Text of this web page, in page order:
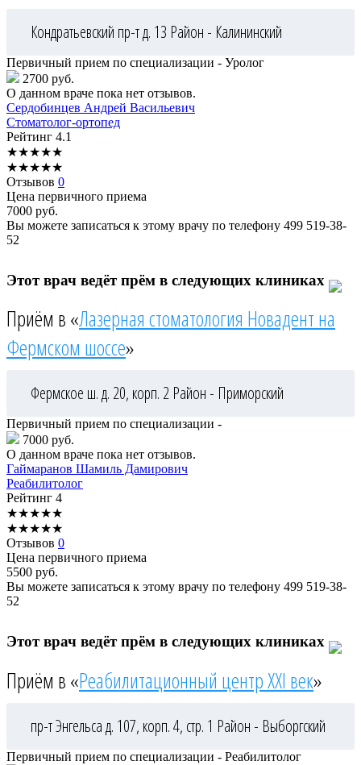
Кондратьевский пр-т д. 13 Район - Калининский
Первичный прием по специализации - Уролог
2700 руб.
О данном враче пока нет отзывов.
Сердобинцев Андрей Васильевич
Стоматолог-ортопед
Рейтинг 4.1
★★★★★
★★★★★
Отзывов 0
Цена первичного приема
7000 руб.
Вы можете записаться к этому врачу по телефону 499 519-38-
52
Этот врач ведёт прём в следующих клиниках
Приём в «Лазерная стоматология Новадент на
Фермском шоссе»
Фермское ш. д. 20, корп. 2 Район - Приморский
Первичный прием по специализации -
7000 руб.
О данном враче пока нет отзывов.
Гаймаранов Шамиль Дамирович
Реабилитолог
Рейтинг 4
★★★★★
★★★★★
Отзывов 0
Цена первичного приема
5500 руб.
Вы можете записаться к этому врачу по телефону 499 519-38-
52
Этот врач ведёт прём в следующих клиниках
Приём в «Реабилитационный центр XXI век»
пр-т Энгельса д. 107, корп. 4, стр. 1 Район - Выборгский
Первичный прием по специализации - Реабилитолог